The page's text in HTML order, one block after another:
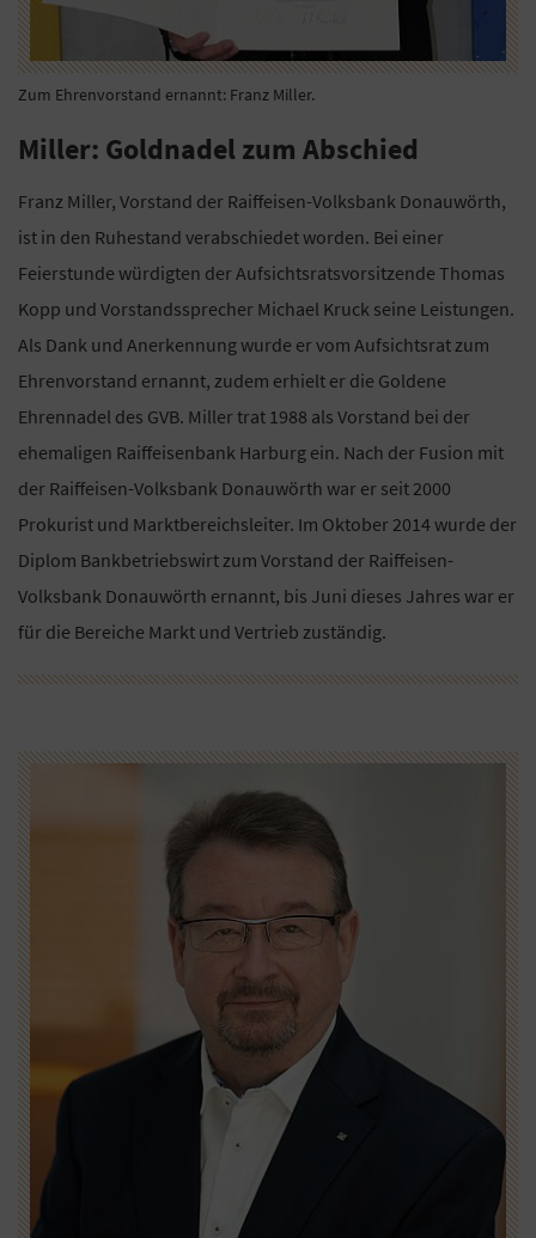
Zum Ehrenvorstand ernannt: Franz Miller.
Miller: Goldnadel zum Abschied
Franz Miller, Vorstand der Raiffeisen-Volksbank Donauwörth,
ist in den Ruhestand verabschiedet worden. Bei einer
Feierstunde würdigten der Aufsichtsratsvorsitzende Thomas
Kopp und Vorstandssprecher Michael Kruck seine Leistungen.
Als Dank und Anerkennung wurde er vom Aufsichtsrat zum
Ehrenvorstand ernannt, zudem erhielt er die Goldene
Ehrennadel des GVB. Miller trat 1988 als Vorstand bei der
ehemaligen Raiffeisenbank Harburg ein. Nach der Fusion mit
der Raiffeisen-Volksbank Donauwörth war er seit 2000
Prokurist und Marktbereichsleiter. Im Oktober 2014 wurde der
Diplom Bankbetriebswirt zum Vorstand der Raiffeisen-
Volksbank Donauwörth ernannt, bis Juni dieses Jahres war er
für die Bereiche Markt und Vertrieb zuständig.